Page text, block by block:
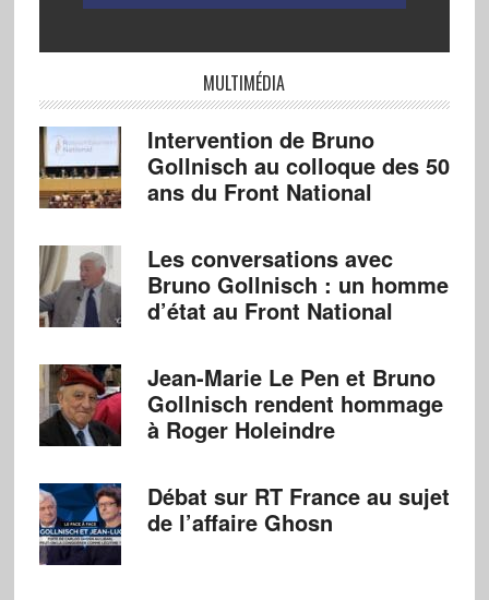
MULTIMÉDIA
Intervention de Bruno
Gollnisch au colloque des 50
ans du Front National
Les conversations avec
Bruno Gollnisch : un homme
d’état au Front National
Jean-Marie Le Pen et Bruno
Gollnisch rendent hommage
à Roger Holeindre
Débat sur RT France au sujet
de l’affaire Ghosn